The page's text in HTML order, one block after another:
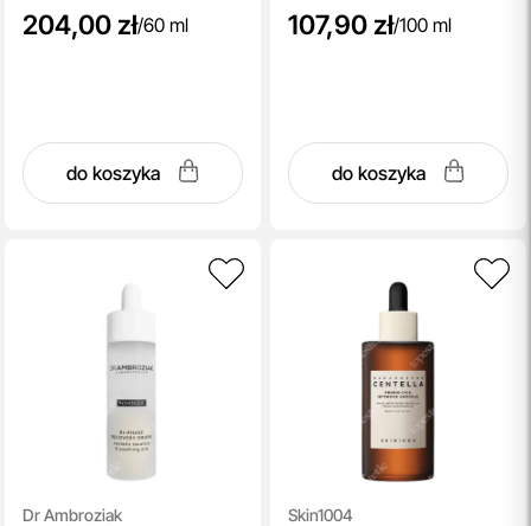
204,00 zł/60 ml
do koszyka
107,90 zł/100 ml
do koszyka
Dr Ambroziak Skin1004